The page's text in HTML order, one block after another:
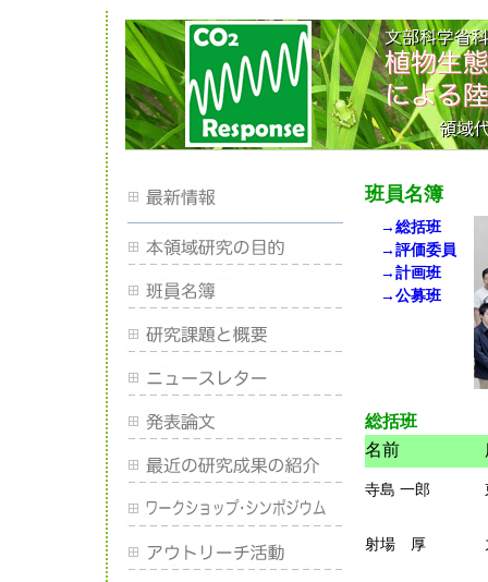
班員名簿
→総括班
→評価委員
→計画班
→公募班
総括班
名前
寺島 一郎
射場 厚